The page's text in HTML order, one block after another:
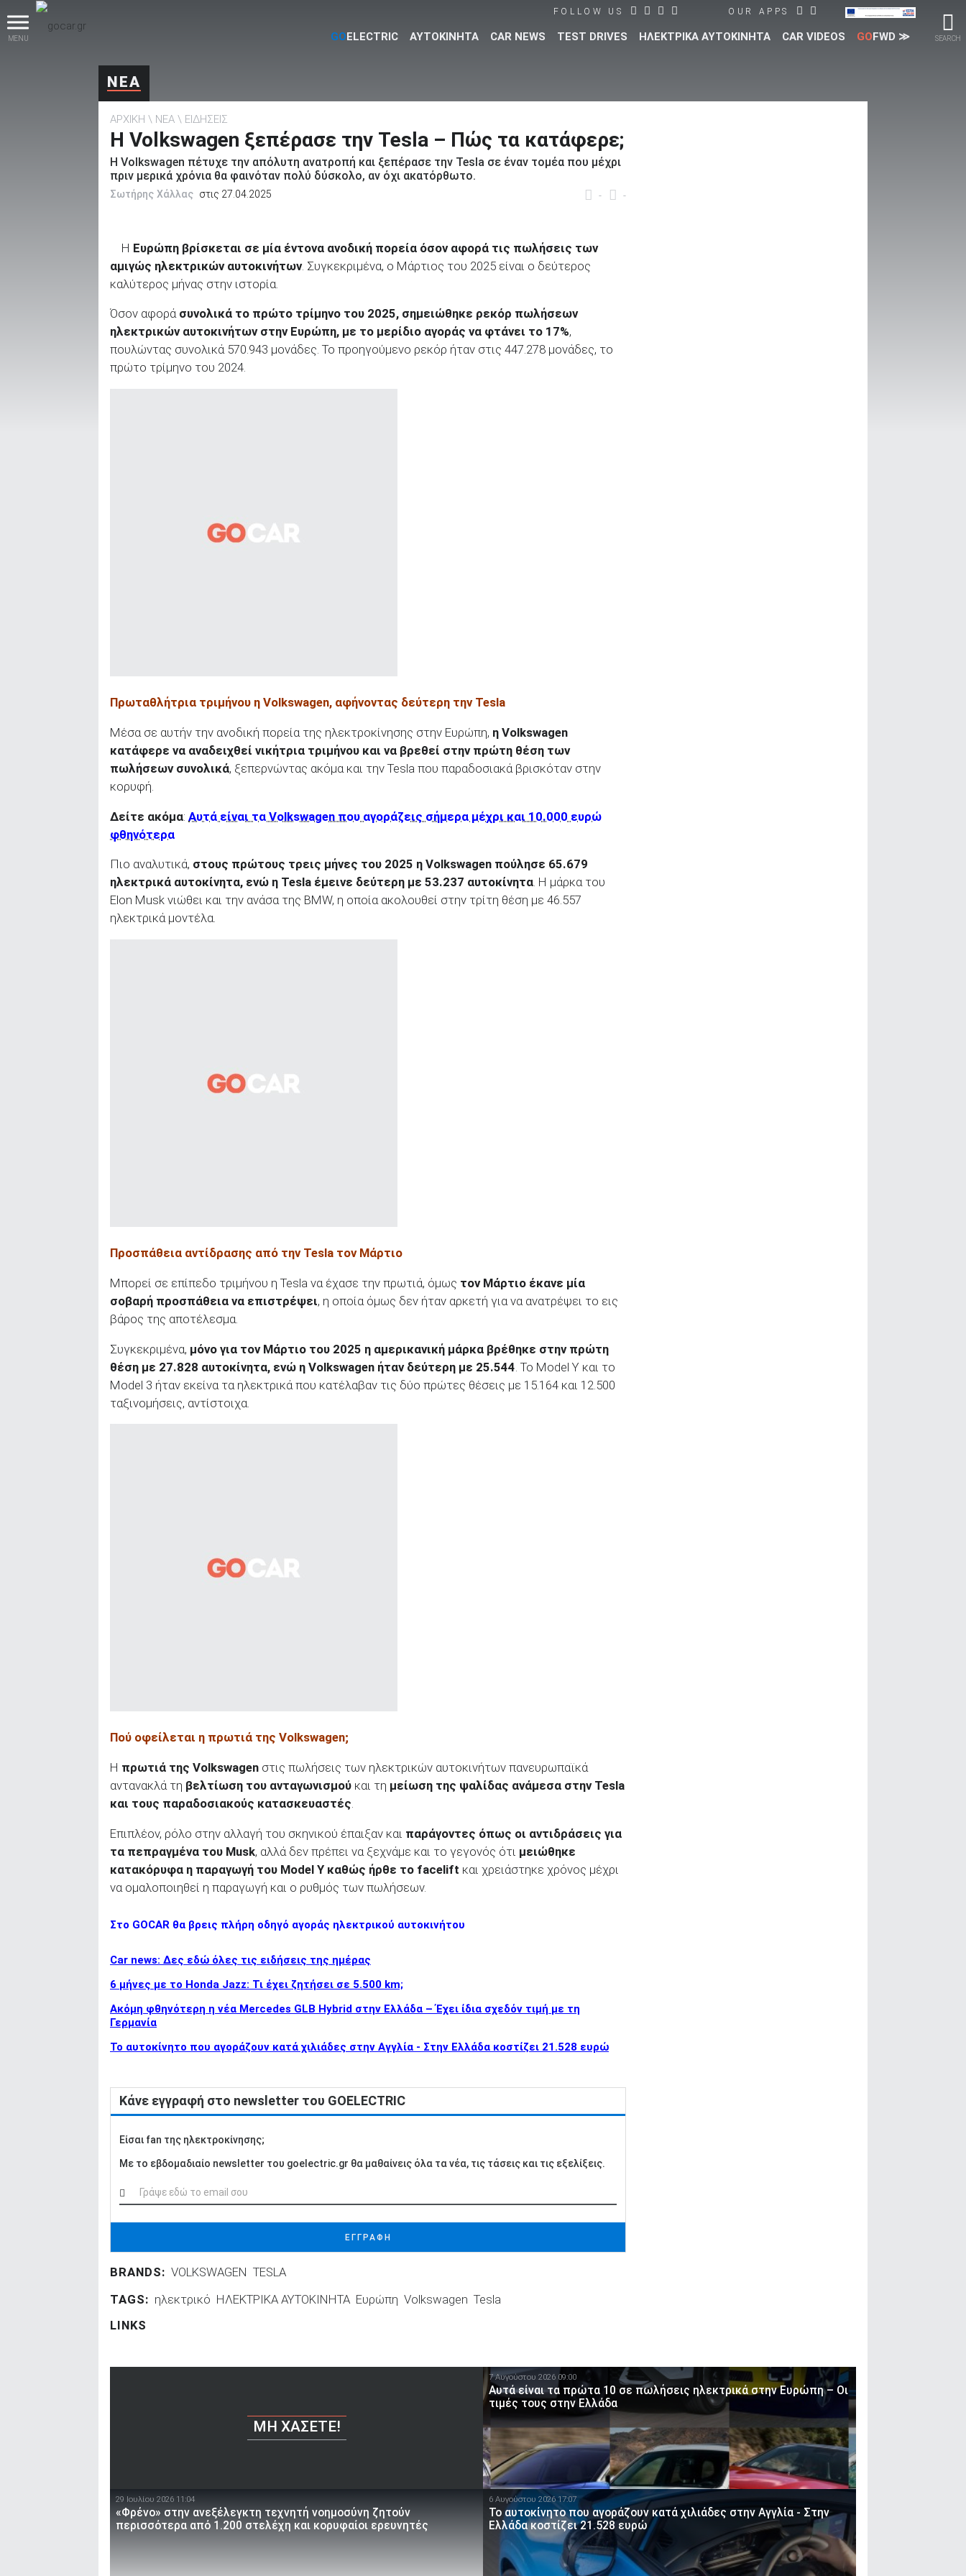
MENU SEARCH
FOLLOW US OUR APPS
GOELECTRIC ΑΥΤΟΚΙΝΗΤΑ CAR NEWS TEST DRIVES ΗΛΕΚΤΡΙΚΑ ΑΥΤΟΚΙΝΗΤΑ CAR VIDEOS GOFWD ≫
Βρες τα πάντα για το αυτοκίνητο!
βρες το!
ΝΕΑ
ΑΡΧΙΚΗ ΝΕΑ ΕΙΔΗΣΕΙΣ
Η Volkswagen ξεπέρασε την Tesla – Πώς τα κατάφερε;
Η Volkswagen πέτυχε την απόλυτη ανατροπή και ξεπέρασε την Tesla σε έναν τομέα που μέχρι
πριν μερικά χρόνια θα φαινόταν πολύ δύσκολο, αν όχι ακατόρθωτο.
- -
Σωτήρης Χάλλας στις 27.04.2025
Η Ευρώπη βρίσκεται σε μία έντονα ανοδική πορεία όσον αφορά τις πωλήσεις των
αμιγώς ηλεκτρικών αυτοκινήτων. Συγκεκριμένα, ο Μάρτιος του 2025 είναι ο δεύτερος
καλύτερος μήνας στην ιστορία.
Όσον αφορά συνολικά το πρώτο τρίμηνο του 2025, σημειώθηκε ρεκόρ πωλήσεων
ηλεκτρικών αυτοκινήτων στην Ευρώπη, με το μερίδιο αγοράς να φτάνει το 17%,
πουλώντας συνολικά 570.943 μονάδες. Το προηγούμενο ρεκόρ ήταν στις 447.278 μονάδες, το
πρώτο τρίμηνο του 2024.
Πρωταθλήτρια τριμήνου η Volkswagen, αφήνοντας δεύτερη την Tesla
Μέσα σε αυτήν την ανοδική πορεία της ηλεκτροκίνησης στην Ευρώπη, η Volkswagen
κατάφερε να αναδειχθεί νικήτρια τριμήνου και να βρεθεί στην πρώτη θέση των
πωλήσεων συνολικά, ξεπερνώντας ακόμα και την Tesla που παραδοσιακά βρισκόταν στην
κορυφή.
Δείτε ακόμα: Αυτά είναι τα Volkswagen που αγοράζεις σήμερα μέχρι και 10.000 ευρώ
φθηνότερα
Πιο αναλυτικά, στους πρώτους τρεις μήνες του 2025 η Volkswagen πούλησε 65.679
ηλεκτρικά αυτοκίνητα, ενώ η Tesla έμεινε δεύτερη με 53.237 αυτοκίνητα. Η μάρκα του
Elon Musk νιώθει και την ανάσα της BMW, η οποία ακολουθεί στην τρίτη θέση με 46.557
ηλεκτρικά μοντέλα.
Προσπάθεια αντίδρασης από την Tesla τον Μάρτιο
Μπορεί σε επίπεδο τριμήνου η Tesla να έχασε την πρωτιά, όμως τον Μάρτιο έκανε μία
σοβαρή προσπάθεια να επιστρέψει, η οποία όμως δεν ήταν αρκετή για να ανατρέψει το εις
βάρος της αποτέλεσμα.
Συγκεκριμένα, μόνο για τον Μάρτιο του 2025 η αμερικανική μάρκα βρέθηκε στην πρώτη
θέση με 27.828 αυτοκίνητα, ενώ η Volkswagen ήταν δεύτερη με 25.544 . Το Model Y και το
Model 3 ήταν εκείνα τα ηλεκτρικά που κατέλαβαν τις δύο πρώτες θέσεις με 15.164 και 12.500
ταξινομήσεις, αντίστοιχα.
Πού οφείλεται η πρωτιά της Volkswagen;
Η πρωτιά της Volkswagen στις πωλήσεις των ηλεκτρικών αυτοκινήτων πανευρωπαϊκά
αντανακλά τη βελτίωση του ανταγωνισμού και τη μείωση της ψαλίδας ανάμεσα στην Tesla
και τους παραδοσιακούς κατασκευαστές
Επιπλέον, ρόλο στην αλλαγή του σκηνικού έπαιξαν και παράγοντες όπως οι αντιδράσεις για
τα πεπραγμένα του Musk, αλλά δεν πρέπει να ξεχνάμε και το γεγονός ότι μειώθηκε
κατακόρυφα η παραγωγή του Model Y καθώς ήρθε το facelift και χρειάστηκε χρόνος μέχρι
να ομαλοποιηθεί η παραγωγή και ο ρυθμός των πωλήσεων.
Στο GOCAR θα βρεις πλήρη οδηγό αγοράς ηλεκτρικού αυτοκινήτου
Car news: Δες εδώ όλες τις ειδήσεις της ημέρας
6 μήνες με το Honda Jazz: Τι έχει ζητήσει σε 5.500 km;
Ακόμη φθηνότερη η νέα Mercedes GLB Hybrid στην Ελλάδα – Έχει ίδια σχεδόν τιμή με τη
Γερμανία
To αυτοκίνητο που αγοράζουν κατά χιλιάδες στην Αγγλία - Στην Ελλάδα κοστίζει 21.528 ευρώ
Κάνε εγγραφή στο newsletter του GOELECTRIC
Είσαι fan της ηλεκτροκίνησης;
Με το εβδομαδιαίο newsletter του goelectric.gr θα μαθαίνεις όλα τα νέα, τις τάσεις και τις εξελίξεις.
ΕΓΓΡΑΦΗ
BRANDS: VOLKSWAGEN TESLA
TAGS: ηλεκτρικό ΗΛΕΚΤΡΙΚΑ ΑΥΤΟΚΙΝΗΤΑ Ευρώπη Volkswagen Tesla
LINKS
ΜΗ ΧΆΣΕΤΕ!
7 Αυγούστου 2026 09:00
Αυτά είναι τα πρώτα 10 σε πωλήσεις ηλεκτρικά στην Ευρώπη – Οι
τιμές τους στην Ελλάδα
29 Ιουλίου 2026 11:04
«Φρένο» στην ανεξέλεγκτη τεχνητή νοημοσύνη ζητούν
περισσότερα από 1.200 στελέχη και κορυφαίοι ερευνητές
6 Αυγούστου 2026 17:07
To αυτοκίνητο που αγοράζουν κατά χιλιάδες στην Αγγλία - Στην
Ελλάδα κοστίζει 21.528 ευρώ